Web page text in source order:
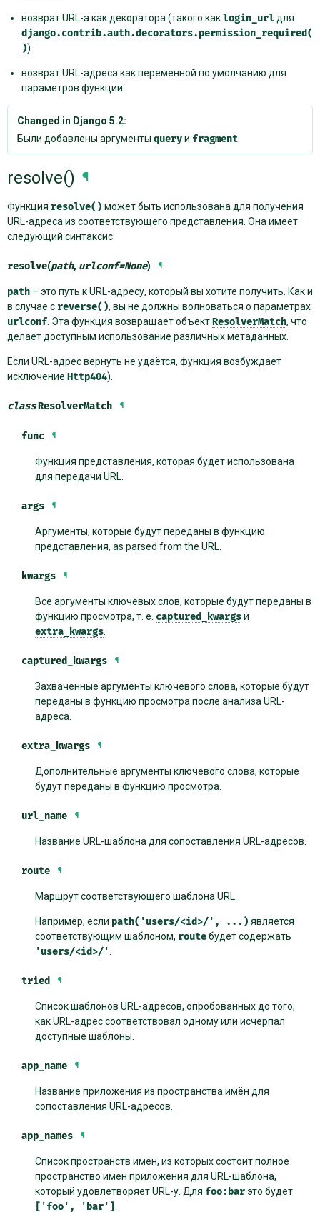
возврат URL-а как декоратора (такого какlogin_url для
django.contrib.auth.decorators.permission_required(
)).
возврат URL-адреса как переменной по умолчанию для
параметров функции.
Changed in Django 5.2:
Были добавлены аргументы queryи fragment.
resolve() ¶
Функция resolve() может быть использована для получения
URL-адреса из соответствующего представления. Она имеет
следующий синтаксис:
resolve(path, urlconf=None) ¶
path – это путь к URL-адресу, который вы хотите получить. Как и
в случае с reverse(), вы не должны волноваться о параметрах
urlconf . Эта функция возвращает объектResolverMatch, что
делает доступным использование различных метаданных.
Если URL-адрес вернуть не удаётся, функция возбуждает
исключение Http404).
classResolverMatch ¶
func ¶
Функция представления, которая будет использована
для передачи URL.
args ¶
Аргументы, которые будут переданы в функцию
представления, as parsed from the URL.
kwargs ¶
Все аргументы ключевых слов, которые будут переданы в
функцию просмотра, т. е. captured_kwargsи
extra_kwargs
captured_kwargs ¶
Захваченные аргументы ключевого слова, которые будут
переданы в функцию просмотра после анализа URL-
адреса.
extra_kwargs ¶
Дополнительные аргументы ключевого слова, которые
будут переданы в функцию просмотра.
url_name ¶
Название URL-шаблона для сопоставления URL-адресов.
route ¶
Маршрут соответствующего шаблона URL.
Например, если path('users/<id>/', ...) является
соответствующим шаблоном, routeбудет содержать
'users/<id>/'
tried ¶
Список шаблонов URL-адресов, опробованных до того,
как URL-адрес соответствовал одному или исчерпал
доступные шаблоны.
app_name ¶
Название приложения из пространства имён для
сопоставления URL-адресов.
app_names ¶
Список пространств имен, из которых состоит полное
пространство имен приложения для URL-шаблона,
который удовлетворяет URL-у. Для foo:barэто будет
['foo', 'bar']